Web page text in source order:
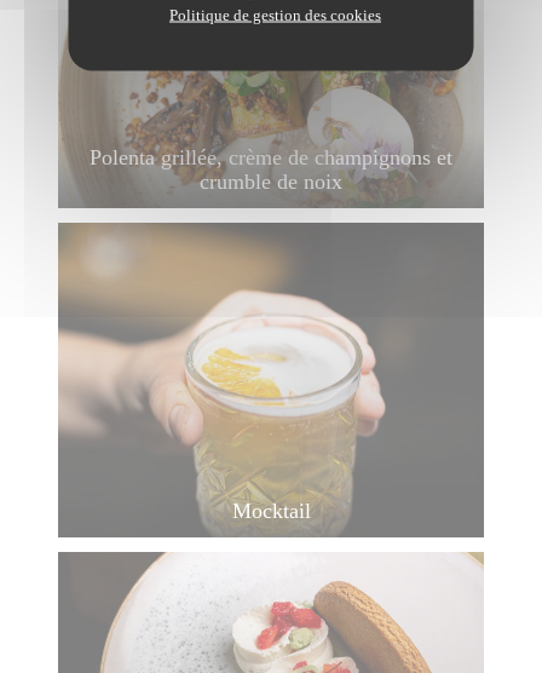
Politique de gestion des cookies
Polenta grillée, crème de champignons et
crumble de noix
Mocktail